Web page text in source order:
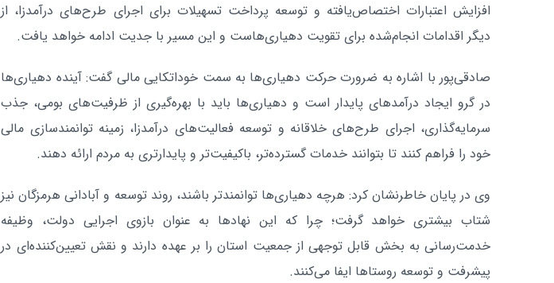
افزایش اعتبارات اختصاص‌یافته و توسعه پرداخت تسهیلات برای اجرای طرح‌های درآمدزا، از
دیگر اقدامات انجام‌شده برای تقویت دهیاری‌هاست و این مسیر با جدیت ادامه خواهد یافت.
صادقی‌پور با اشاره به ضرورت حرکت دهیاری‌ها به سمت خوداتکایی مالی گفت: آینده دهیاری‌ها
در گرو ایجاد درآمدهای پایدار است و دهیاری‌ها باید با بهره‌گیری از ظرفیت‌های بومی، جذب
سرمایه‌گذاری، اجرای طرح‌های خلاقانه و توسعه فعالیت‌های درآمدزا، زمینه توانمندسازی مالی
خود را فراهم کنند تا بتوانند خدمات گسترده‌تر، باکیفیت‌تر و پایدارتری به مردم ارائه دهند.
وی در پایان خاطرنشان کرد: هرچه دهیاری‌ها توانمندتر باشند، روند توسعه و آبادانی هرمزگان نیز
شتاب بیشتری خواهد گرفت؛ چرا که این نهادها به عنوان بازوی اجرایی دولت، وظیفه
خدمت‌رسانی به بخش قابل توجهی از جمعیت استان را بر عهده دارند و نقش تعیین‌کننده‌ای در
پیشرفت و توسعه روستاها ایفا می‌کنند.